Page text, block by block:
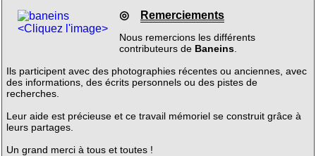
<Cliquez l'image>
◎ Remerciements
Nous remercions les différents
contributeurs de Baneins.
Ils participent avec des photographies récentes ou anciennes, avec
des informations, des écrits personnels ou des pistes de
recherches.
Leur aide est précieuse et ce travail mémoriel se construit grâce à
leurs partages.
Un grand merci à tous et toutes !